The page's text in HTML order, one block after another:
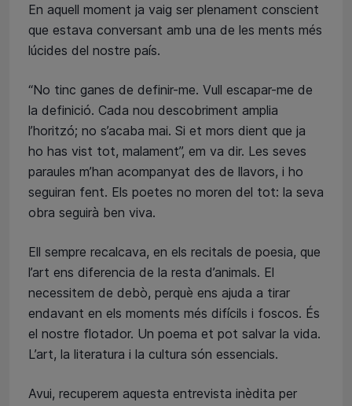
En aquell moment ja vaig ser plenament conscient
que estava conversant amb una de les ments més
lúcides del nostre país.
“No tinc ganes de definir-me. Vull escapar-me de
la definició. Cada nou descobriment amplia
l’horitzó; no s’acaba mai. Si et mors dient que ja
ho has vist tot, malament”, em va dir. Les seves
paraules m’han acompanyat des de llavors, i ho
seguiran fent. Els poetes no moren del tot: la seva
obra seguirà ben viva.
Ell sempre recalcava, en els recitals de poesia, que
l’art ens diferencia de la resta d’animals. El
necessitem de debò, perquè ens ajuda a tirar
endavant en els moments més difícils i foscos. És
el nostre flotador. Un poema et pot salvar la vida.
L’art, la literatura i la cultura són essencials.
Avui, recuperem aquesta entrevista inèdita per